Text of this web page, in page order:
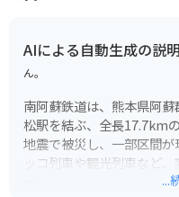
AIによる自動生成の説
ん。
南阿蘇鉄道は、熊本県阿
松駅を結ぶ、全長17.7km
地震で被災し、一部区間
ッコ列車や観光列車など
...